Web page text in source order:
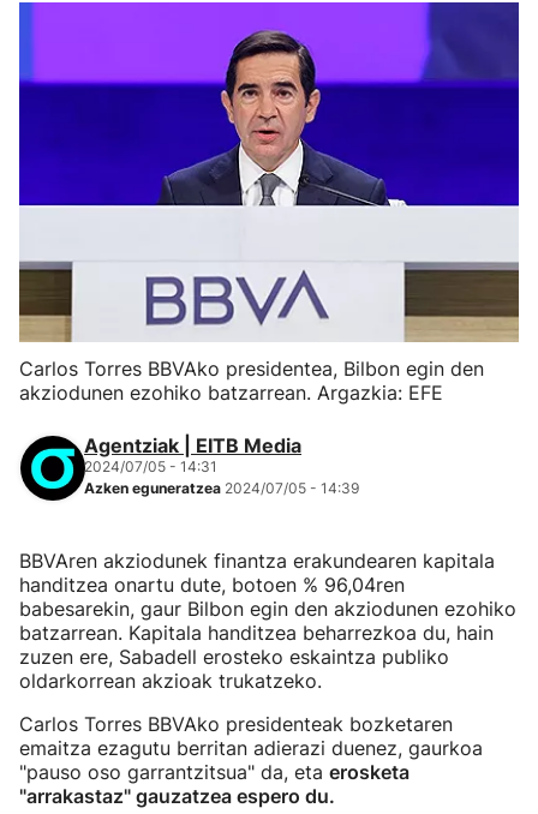
Carlos Torres BBVAko presidentea, Bilbon egin den
akziodunen ezohiko batzarrean. Argazkia: EFE
Agentziak | EITB Media
2024/07/05 - 14:31
Azken eguneratzea 2024/07/05 - 14:39
BBVAren akziodunek finantza erakundearen kapitala
handitzea onartu dute, botoen % 96,04ren
babesarekin, gaur Bilbon egin den akziodunen ezohiko
batzarrean. Kapitala handitzea beharrezkoa du, hain
zuzen ere, Sabadell erosteko eskaintza publiko
oldarkorrean akzioak trukatzeko.
Carlos Torres BBVAko presidenteak bozketaren
emaitza ezagutu berritan adierazi duenez, gaurkoa
"pauso oso garrantzitsua" da, eta erosketa
"arrakastaz" gauzatzea espero du.